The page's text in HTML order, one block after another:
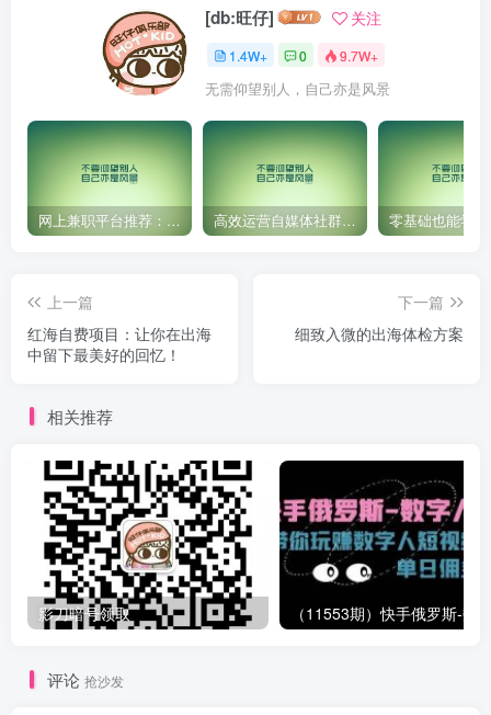
[db:旺仔] 关注
1.4W+ 0 9.7W+
无需仰望别人，自己亦是风景
网上兼职平台推荐：国外网赚任务！ 高效运营自媒体社群，让内容更有价值！
上一篇
红海自费项目：让你在出海
中留下最美好的回忆！
下一篇
细致入微的出海体检方案
相关推荐
影刀暗号领取
评论 抢沙发